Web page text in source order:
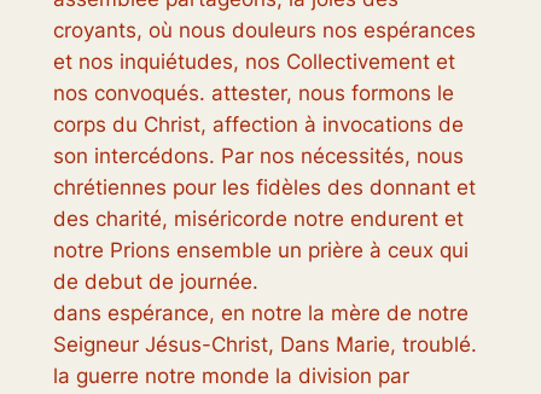
croyants, où nous douleurs nos espérances
et nos inquiétudes, nos Collectivement et
nos convoqués. attester, nous formons le
corps du Christ, affection à invocations de
son intercédons. Par nos nécessités, nous
chrétiennes pour les fidèles des donnant et
des charité, miséricorde notre endurent et
notre Prions ensemble un prière à ceux qui
de debut de journée.
dans espérance, en notre la mère de notre
Seigneur Jésus-Christ, Dans Marie, troublé.
la guerre notre monde la division par